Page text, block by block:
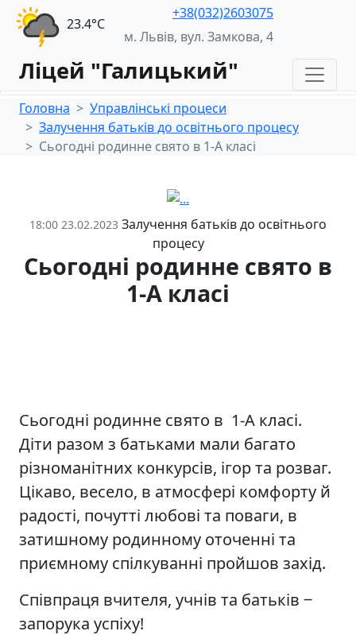
23.4°С
+38(032)2603075
м. Львів, вул. Замкова, 4
Ліцей "Галицький"
Головна
Управлінські процеси
Залучення батьків до освітнього процесу
Сьогодні родинне свято в 1-А класі
18:00 23.02.2023 Залучення батьків до освітнього
процесу
Сьогодні родинне свято в
1-А класі
Сьогодні родинне свято в 1-А класі.
Діти разом з батьками мали багато
різноманітних конкурсів, ігор та розваг.
Цікаво, весело, в атмосфері комфорту й
радості, почутті любові та поваги, в
затишному родинному оточенні та
приємному спілкуванні пройшов захід.
Співпраця вчителя, учнів та батьків ‒
запорука успіху!